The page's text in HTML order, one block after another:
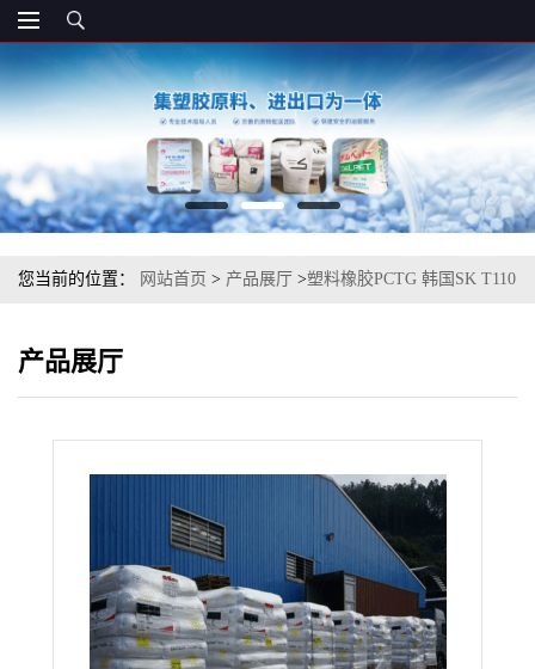
您当前的位置： 网站首页 > 产品展厅 >塑料橡胶PCTG 韩国SK T110
产品展厅